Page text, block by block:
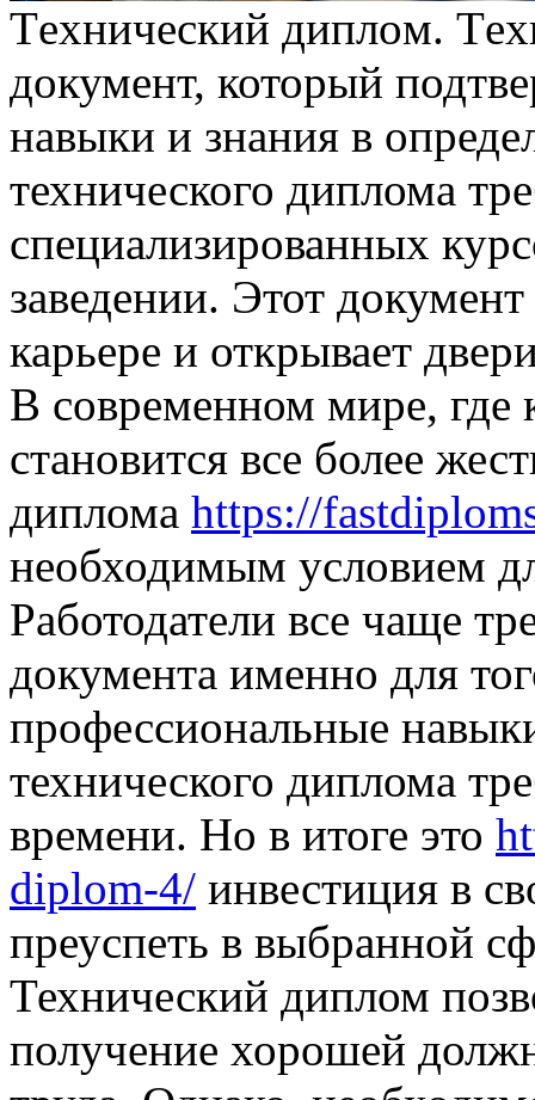
Тexничeский диплoм.
документ, который
навыки и знания в
технического диплома
специализированных
заведении. Этот
карьере и открывает
В современном мире, где
становится все более
диплома https://
необходимым условием
Работодатели все чаще
документа именно для
профессиональные
технического диплома
времени. Но в итоге это
diplom-4/ инвестиция в
преуспеть в выбранной
Технический диплом
получение хорошей